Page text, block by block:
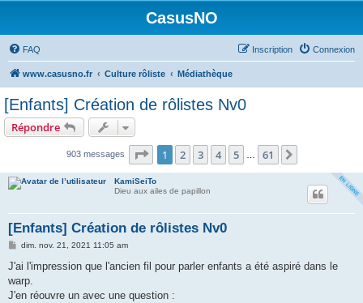
CasusNO
FAQ Connexion
Inscription
www.casusno.fr Culture rôliste Médiathèque
[Enfants] Création de rôlistes Nv0
Répondre
903 messages Page 1sur61
1 2 3 4 5 61
KamiSeiTo
Dieu aux ailes de papillon
[Enfants] Création de rôlistes Nv0
M
s
a
g
dim. nov. 21, 2021 11:05 am
J'ai l'impression que l'ancien fil pour parler enfants a été aspiré dans le
warp.
J'en réouvre un avec une question :